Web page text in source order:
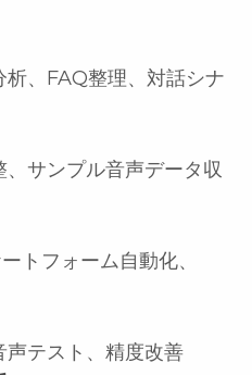
析、FAQ整理、対話シナ
、サンプル音声データ収
トフォーム自動化、
声テスト、精度改善